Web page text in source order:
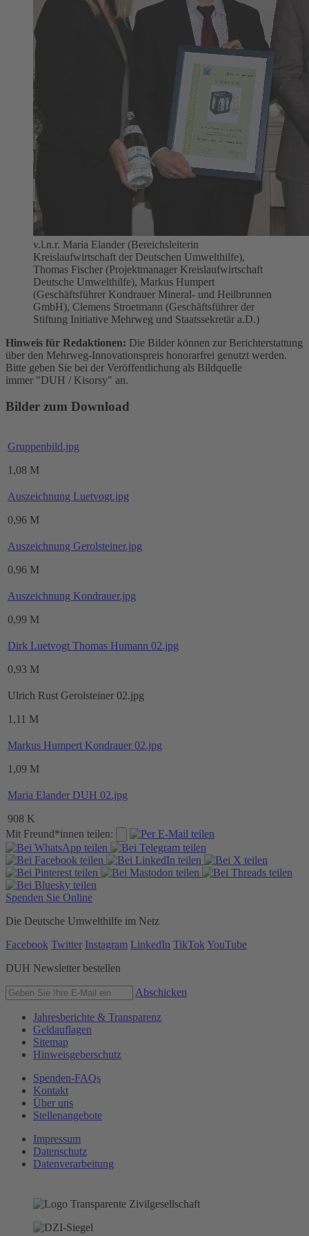
v.l.n.r. Maria Elander (Bereichsleiterin
Kreislaufwirtschaft der Deutschen Umwelthilfe),
Thomas Fischer (Projektmanager Kreislaufwirtschaft
Deutsche Umwelthilfe), Markus Humpert
(Geschäftsführer Kondrauer Mineral- und Heilbrunnen
GmbH), Clemens Stroetmann (Geschäftsführer der
Stiftung Initiative Mehrweg und Staatssekretär a.D.)
Hinweis für Redaktionen: Die Bilder können zur Berichterstattung
über den Mehrweg-Innovationspreis honorarfrei genutzt werden.
Bitte geben Sie bei der Veröffentlichung als Bildquelle
immer "DUH / Kisorsy" an.
Bilder zum Download
Gruppenbild.jpg
1,08 M
Auszeichnung Luetvogt.jpg
0,96 M
Auszeichnung Gerolsteiner.jpg
0,96 M
Auszeichnung Kondrauer.jpg
0,99 M
Dirk Luetvogt Thomas Humann 02.jpg
0,93 M
Ulrich Rust Gerolsteiner 02.jpg
1,11 M
Markus Humpert Kondrauer 02.jpg
1,09 M
Maria Elander DUH 02.jpg
908 K
Mit Freund*innen teilen:
Spenden Sie Online
Die Deutsche Umwelthilfe im Netz
Facebook Twitter Instagram LinkedIn TikTok YouTube
DUH Newsletter bestellen
Abschicken
Jahresberichte & Transparenz
Geldauflagen
Sitemap
Hinweisgeberschutz
Spenden-FAQs
Kontakt
Über uns
Stellenangebote
Impressum
Datenschutz
Datenverarbeitung